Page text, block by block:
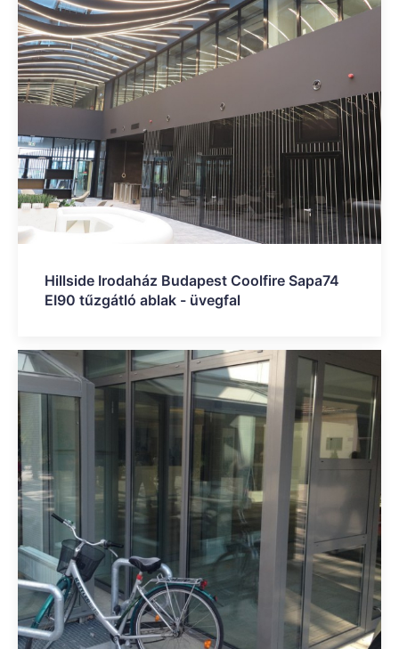
Hillside Irodaház Budapest Coolfire Sapa74
EI90 tűzgátló ablak - üvegfal